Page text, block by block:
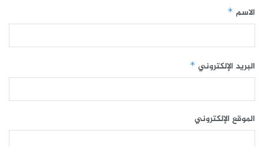
الاسم *
البريد الإلكتروني *
الموقع الإلكتروني